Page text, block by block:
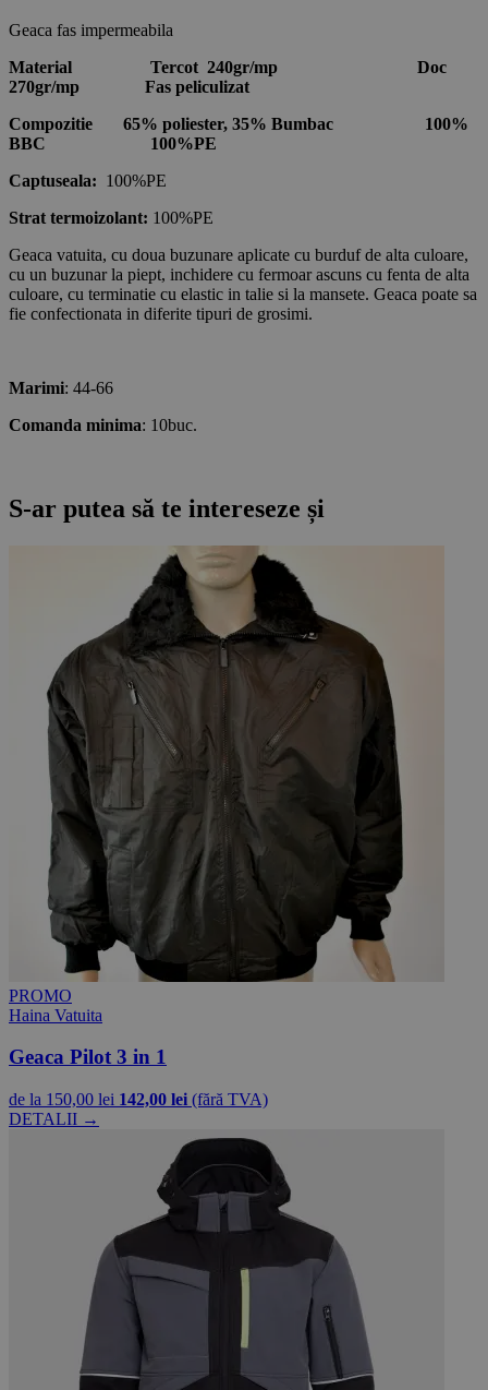
Geaca fas impermeabila
Material Tercot 240gr/mp Doc
270gr/mp Fas peliculizat
Compozitie 65% poliester, 35% Bumbac 100%
BBC
100%PE
Captuseala: 100%PE
Strat termoizolant: 100%PE
Geaca vatuita, cu doua buzunare aplicate cu burduf de alta culoare,
cu un buzunar la piept, inchidere cu fermoar ascuns cu fenta de alta
culoare, cu terminatie cu elastic in talie si la mansete. Geaca poate sa
fie confectionata in diferite tipuri de grosimi.
Marimi: 44-66
Comanda minima: 10buc.
S-ar putea să te intereseze și
PROMO
Haina Vatuita
Geaca Pilot 3 in 1
de la 150,00 lei 142,00 lei (fără TVA)
DETALII →